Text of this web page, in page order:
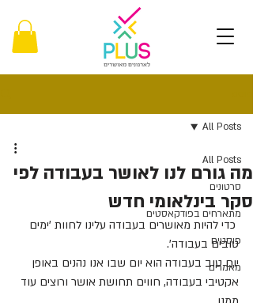
All Posts
סרטונים
מתארחים בפודקאסטים
פוסטים
מאמרים
All Posts
מה גורם לנו לאושר בעבודה לפי
סקר בינלאומי חדש
כדי להיות מאושרים בעבודה עלינו לחוות 'ימים
טובים בעבודה'.
יום טוב בעבודה הוא יום שבו אנו נהנים באופן
אקטיבי בעבודה, חווים תחושת אושר ורוצים עוד